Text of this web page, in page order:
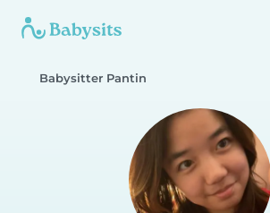
Babysitter Pantin